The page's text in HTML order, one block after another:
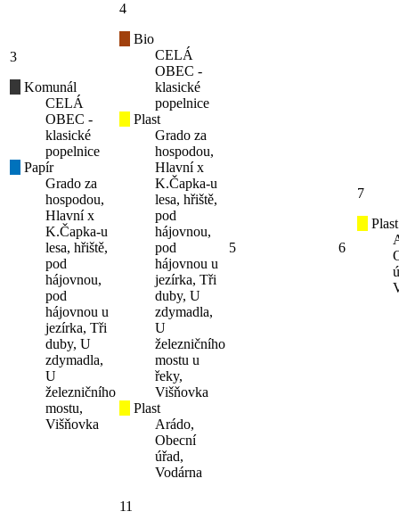
3
Komunál
CELÁ
OBEC -
klasické
popelnice
Papír
Grado za
hospodou,
Hlavní x
K.Čapka-u
lesa, hřiště,
pod
hájovnou,
pod
hájovnou u
jezírka, Tři
duby, U
zdymadla,
U
železničního
mostu,
Višňovka
4
Bio
CELÁ
OBEC -
klasické
popelnice
Plast
Grado za
hospodou,
Hlavní x
K.Čapka-u
lesa, hřiště,
pod
hájovnou,
pod
hájovnou u
jezírka, Tři
duby, U
zdymadla,
U
železničního
mostu u
řeky,
Višňovka
Plast
Arádo,
Obecní
úřad,
Vodárna
5 6
7
Plast
11